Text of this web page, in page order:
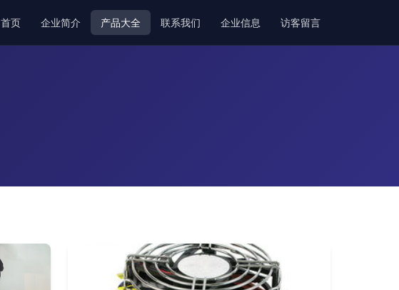
首页 企业简介 产品大全 联系我们 企业信息 访客留言